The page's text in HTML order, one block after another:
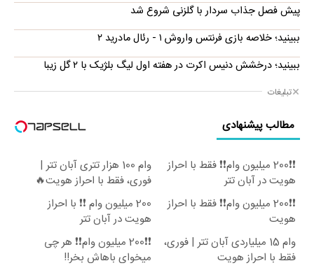
پیش فصل جذاب سردار با گلزنی شروع شد
ببینید؛ خلاصه بازی فرنتس واروش ۱ - رئال مادرید ۲
ببینید؛ درخشش دنیس اکرت در هفته اول لیگ بلژیک با ۲ گل زیبا
تبلیغات
مطالب پیشنهادی
❗❗200 میلیون وام❗❗ فقط با احراز
هویت در آبان تتر
وام 100 هزار تتری آبان تتر |
فوری، فقط با احراز هویت🔥
❗❗200 میلیون وام❗❗ فقط با احراز
هویت
200 میلیون وام ❗❗ با احراز
هویت در آبان تتر
وام 15 میلیاردی آبان تتر | فوری،
فقط با احراز هویت
❗❗200 میلیون وام❗❗ هر چی
میخوای باهاش بخر!!